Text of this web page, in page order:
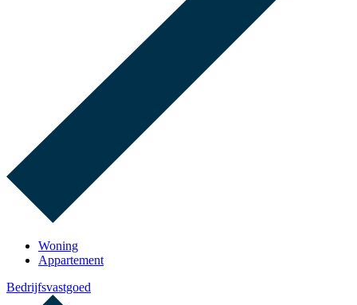
Woning
Appartement
Bedrijfsvastgoed